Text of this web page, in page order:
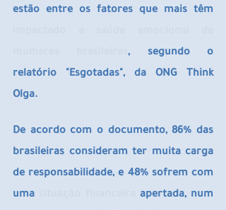
estão entre os fatores que mais têm
mulheres brasileiras, segundo o
relatório "Esgotadas", da ONG Think
Olga.
De acordo com o documento, 86% das
brasileiras consideram ter muita carga
de responsabilidade, e 48% sofrem com
uma
apertada, num